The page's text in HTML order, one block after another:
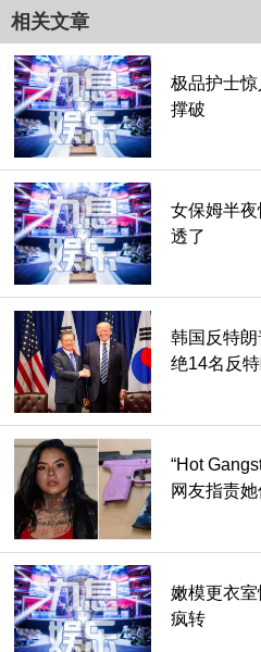
不是等着吴医生，尽管当时病人
相关文章
极品护士
撑破
女保姆半
透了
韩国反特
绝14名反
“Hot
网友指责
嫩模更衣
疯转